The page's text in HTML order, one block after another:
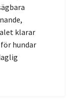
klarar
hundar